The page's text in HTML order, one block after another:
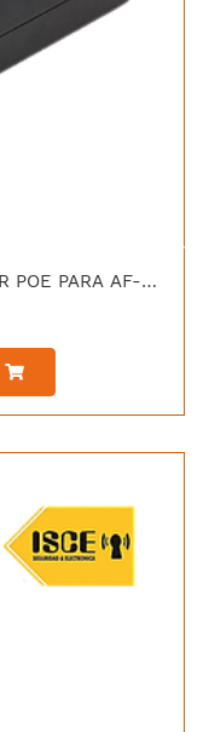
[POE-24-AF5X] UBIQUITI INYECTOR POE PARA AF-5X 24VDC 24W